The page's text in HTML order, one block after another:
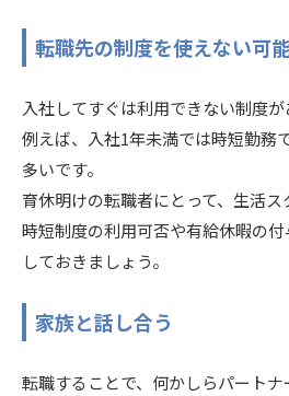
転職先の制度を使えない可
入社してすぐは利用できない制度が
例えば、入社1年未満では時短勤務
多いです。
育休明けの転職者にとって、生活
時短制度の利用可否や有給休暇の
しておきましょう。
家族と話し合う
転職することで、何かしらパート